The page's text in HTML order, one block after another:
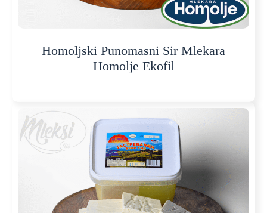
Homoljski Punomasni Sir Mlekara
Homolje Ekofil